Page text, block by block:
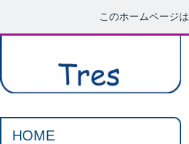
このホームページは
HOME